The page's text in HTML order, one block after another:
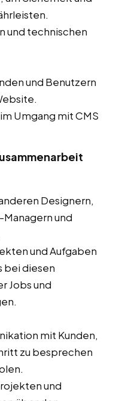
und technischen
und Benutzern
Umgang mit CMS
Designern,
und
und Aufgaben
bei diesen
Jobs und
mit Kunden,
zu besprechen
und